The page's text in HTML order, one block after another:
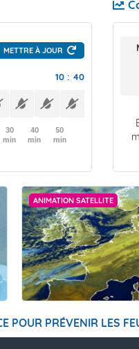
METTRE À JOUR
10 : 40
30
min
40
min
50
min
ANIMATION SATELLITE
POUR PRÉVENIR LES